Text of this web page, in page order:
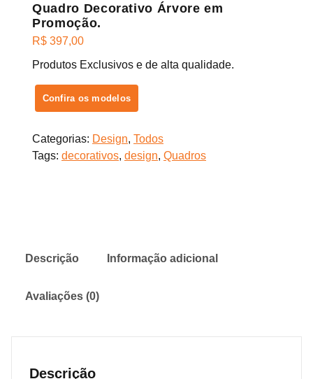
Quadro Decorativo Árvore em
Promoção.
R$ 397,00
Produtos Exclusivos e de alta qualidade.
Confira os modelos
Categorias: Design, Todos
Tags: decorativos, design, Quadros
Descrição Informação adicional
Avaliações (0)
Descrição